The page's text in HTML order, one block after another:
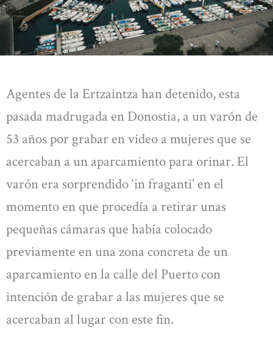
Agentes de la Ertzaintza han detenido, esta
pasada madrugada en Donostia, a un varón de
53 años por grabar en vídeo a mujeres que se
acercaban a un aparcamiento para orinar. El
varón era sorprendido ‘in fraganti’ en el
momento en que procedía a retirar unas
pequeñas cámaras que había colocado
previamente en una zona concreta de un
aparcamiento en la calle del Puerto con
intención de grabar a las mujeres que se
acercaban al lugar con este fin.